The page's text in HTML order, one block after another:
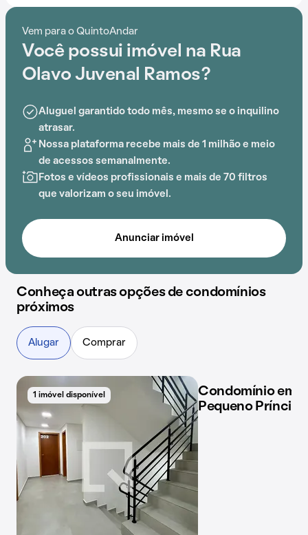
Engenho.
Com gás encanado e espaço gourmet na área comum,
este empreendimento proporciona opções de lazer
para todas as idades.
Vem para o QuintoAndar
Você possui imóvel na Rua
Olavo Juvenal Ramos?
Aluguel garantido todo mês, mesmo se o inquilino
atrasar.
Nossa plataforma recebe mais de 1 milhão e meio
de acessos semanalmente.
Fotos e vídeos profissionais e mais de 70 filtros
que valorizam o seu imóvel.
Anunciar imóvel
Conheça outras opções de condomínios
próximos
Alugar Comprar
1 imóvel disponível 1 imóvel disponível
Condomínio em
Pequeno